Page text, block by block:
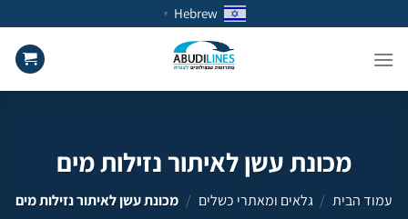
to
content
Hebrew
▼
מכונת עשן לאיתור נזילות מים
עמוד הבית / גלאים ומאתרי כשלים / מכונת עשן לאיתור נזילות מים